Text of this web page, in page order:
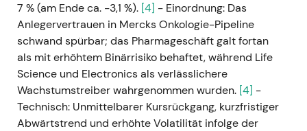
7 % (am Ende ca. −3,1 %). [4] - Einordnung: Das
Anlegervertrauen in Mercks Onkologie-Pipeline
schwand spürbar; das Pharmageschäft galt fortan
als mit erhöhtem Binärrisiko behaftet, während Life
Science und Electronics als verlässlichere
Wachstumstreiber wahrgenommen wurden. [4] -
Technisch: Unmittelbarer Kursrückgang, kurzfristiger
Abwärtstrend und erhöhte Volatilität infolge der